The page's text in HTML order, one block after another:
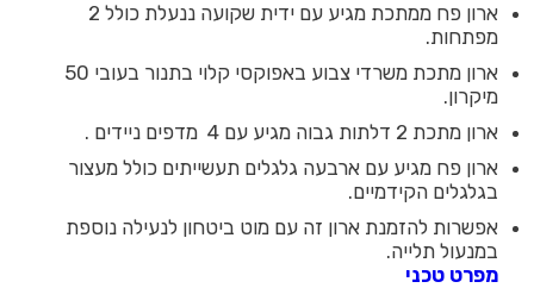
ארון פח ממתכת מגיע עם ידית שקועה ננעלת כולל 2
מפתחות.
ארון מתכת משרדי צבוע באפוקסי קלוי בתנור בעובי 50
מיקרון.
ארון מתכת 2 דלתות גבוה מגיע עם 4 מדפים ניידים .
ארון פח מגיע עם ארבעה גלגלים תעשייתים כולל מעצור
בגלגלים הקידמיים.
אפשרות להזמנת ארון זה עם מוט ביטחון לנעילה נוספת
במנעול תלייה.
מפרט טכני